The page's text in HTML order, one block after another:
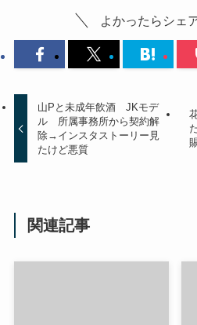
よかったらシェ
山Pと未成年飲酒 JKモデ
ル 所属事務所から契約解
除→インスタストーリー見
たけど悪質
関連記事